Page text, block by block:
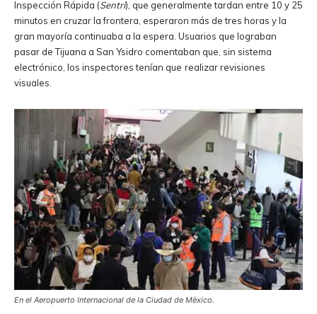
Inspección Rápida (Sentri), que generalmente tardan entre 10 y 25
minutos en cruzar la frontera, esperaron más de tres horas y la
gran mayoría continuaba a la espera. Usuarios que lograban
pasar de Tijuana a San Ysidro comentaban que, sin sistema
electrónico, los inspectores tenían que realizar revisiones
visuales.
En el Aeropuerto Internacional de la Ciudad de Mèxico.